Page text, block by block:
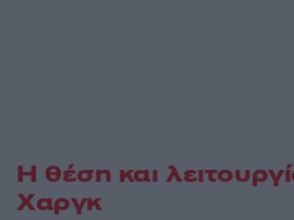
Η θέση και
Χαργκ